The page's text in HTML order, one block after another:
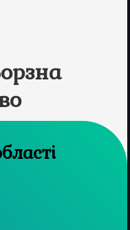
області